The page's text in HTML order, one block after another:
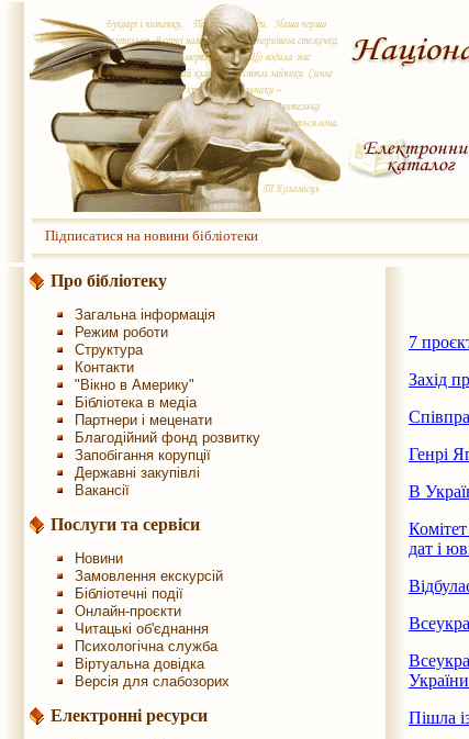
Підписатися на новини бібліотеки
Про бібліотеку
Загальна інформація
Режим роботи
Структура
Контакти
"Вікно в Америку"
Бібліотека в медіа
Партнери і меценати
Благодійний фонд розвитку
Запобігання корупції
Державні закупівлі
Вакансії
Послуги та сервіси
Новини
Замовлення екскурсій
Бібліотечні події
Онлайн-проєкти
Читацькі об'єднання
Психологічна служба
Віртуальна довідка
Версія для слабозорих
Електронні ресурси
7
Захід
Генрі
В
дат і
Пішла